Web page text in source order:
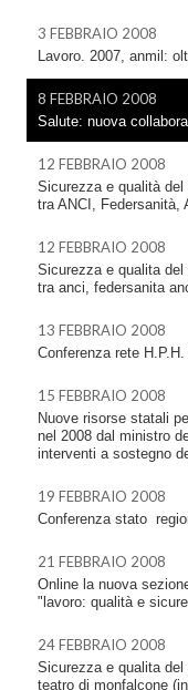
3 FEBBRAIO 2008
Lavoro. 2007, anmil:
8 FEBBRAIO 2008
Salute: nuova
12 FEBBRAIO 2008
Sicurezza e qualità del
tra ANCI, Federsanità,
12 FEBBRAIO 2008
Sicurezza e qualita
tra anci, federsanita
13 FEBBRAIO 2008
Conferenza rete
15 FEBBRAIO 2008
Nuove risorse statali
nel 2008 dal ministro
interventi a sostegno
19 FEBBRAIO 2008
Conferenza stato 
21 FEBBRAIO 2008
Online la nuova
"lavoro: qualità e
24 FEBBRAIO 2008
Sicurezza e qualita
teatro di monfalcone